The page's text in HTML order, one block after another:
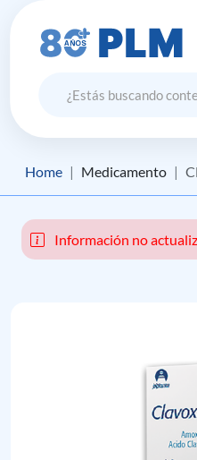
Home Medicamento
Información no